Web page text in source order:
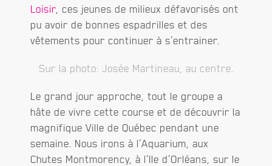
Loisir , ces jeunes de milieux défavorisés ont
pu avoir de bonnes espadrilles et des
vêtements pour continuer à s’entrainer.
Sur la photo: Josée Martineau, au centre.
Le grand jour approche, tout le groupe a
hâte de vivre cette course et de découvrir la
magnifique Ville de Québec pendant une
semaine. Nous irons à l’Aquarium, aux
Chutes Montmorency, à l’Ile d’Orléans, sur le